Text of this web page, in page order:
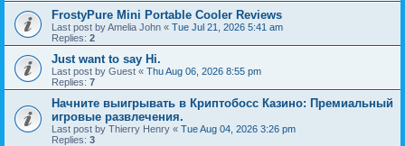
FrostyPure Mini Portable Cooler Reviews
Last post byAmelia John « Tue Jul 21, 2026 5:41 am
Replies: 2
Just want to say Hi.
Last post by Guest « Thu Aug 06, 2026 8:55 pm
Replies: 7
Начните выигрывать в Криптобосс Казино: Премиальный
игровые развлечения.
Last post by Thierry Henry « Tue Aug 04, 2026 3:26 pm
Replies: 3